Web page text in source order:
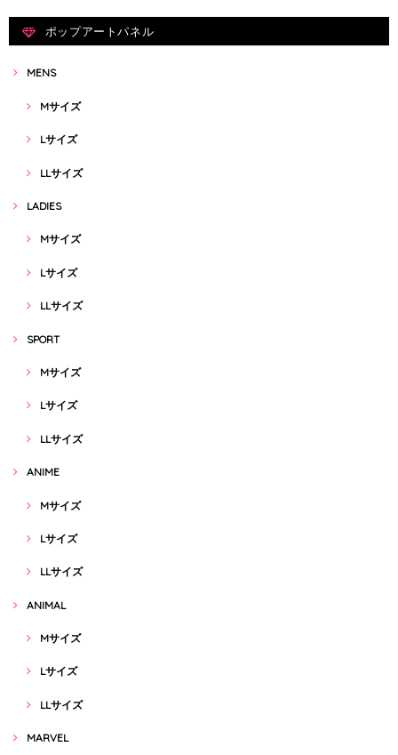
ポップアートパネル
MENS
Mサイズ
Lサイズ
LLサイズ
LADIES
Mサイズ
Lサイズ
LLサイズ
SPORT
Mサイズ
Lサイズ
LLサイズ
ANIME
Mサイズ
Lサイズ
LLサイズ
ANIMAL
Mサイズ
Lサイズ
LLサイズ
MARVEL